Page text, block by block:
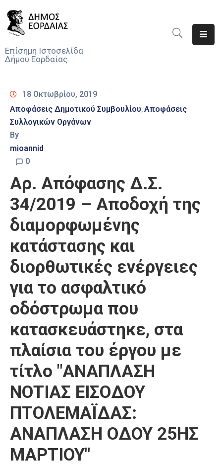
Επίσημη Ιστοσελίδα
Δήμου Εορδαίας
Νέα
Υπηρεσίες
Του
Δήμου
Αποφάσεις
Τηλέφωνα
18 Οκτωβρίου, 2019
Αποφάσεις Δημοτικού Συμβουλίου‚Αποφάσεις
Συλλογικών Οργάνων
By
mioannid
0
Αρ. Απόφασης Δ.Σ.
34/2019 – Αποδοχή της
διαμορφωμένης
κατάστασης και
διορθωτικές ενέργειες
για το ασφαλτικό
οδόστρωμα που
κατασκευάστηκε, στα
πλαίσια του έργου με
τίτλο "ΑΝΑΠΛΑΣΗ
ΝΟΤΙΑΣ ΕΙΣΟΔΟΥ
ΠΤΟΛΕΜΑΪΔΑΣ:
ΑΝΑΠΛΑΣΗ ΟΔΟΥ 25ΗΣ
ΜΑΡΤΙΟΥ"